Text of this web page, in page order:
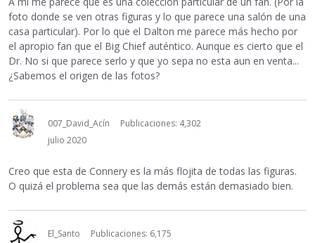
foto donde se ven otras figuras y lo que parece una salón de una
casa particular). Por lo que el Dalton me parece más hecho por
el apropio fan que el Big Chief auténtico. Aunque es cierto que el
Dr. No si que parece serlo y que yo sepa no esta aun en venta...
¿Sabemos el origen de las fotos?
007_David_Acín
Publicaciones: 4,302
julio 2020
Creo que esta de Connery es la más flojita de todas las figuras.
O quizá el problema sea que las demás están demasiado bien.
El_Santo
Publicaciones: 6,175